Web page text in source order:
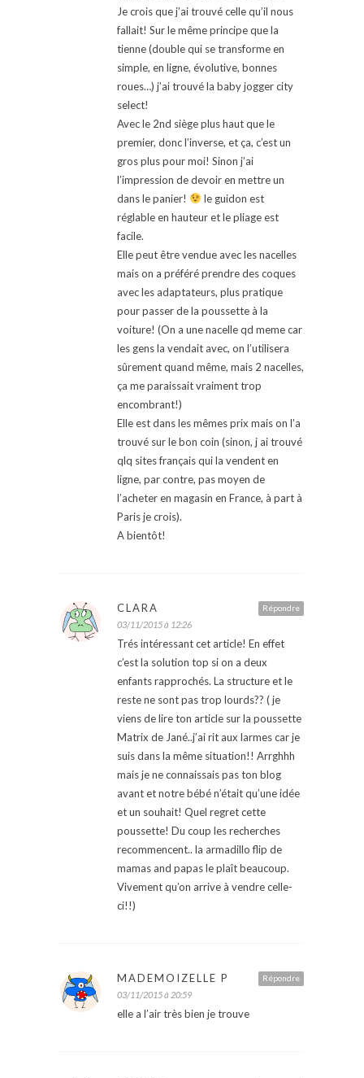
Je crois que j’ai trouvé celle qu’il nous
fallait! Sur le même principe que la
tienne (double qui se transforme en
simple, en ligne, évolutive, bonnes
roues…) j’ai trouvé la baby jogger city
select!
Avec le 2nd siège plus haut que le
premier, donc l’inverse, et ça, c’est un
gros plus pour moi! Sinon j’ai
l’impression de devoir en mettre un
dans le panier!
le guidon est
réglable en hauteur et le pliage est
facile.
Elle peut être vendue avec les nacelles
mais on a préféré prendre des coques
avec les adaptateurs, plus pratique
pour passer de la poussette à la
voiture! (On a une nacelle qd meme car
les gens la vendait avec, on l’utilisera
sûrement quand même, mais 2 nacelles,
ça me paraissait vraiment trop
encombrant!)
Elle est dans les mêmes prix mais on l’a
trouvé sur le bon coin (sinon, j ai trouvé
qlq sites français qui la vendent en
ligne, par contre, pas moyen de
l’acheter en magasin en France, à part à
Paris je crois).
A bientôt!
Répondre
CLARA
03/11/2015 à 12:26
Trés intéressant cet article! En effet
c’est la solution top si on a deux
enfants rapprochés. La structure et le
reste ne sont pas trop lourds?? ( je
viens de lire ton article sur la poussette
Matrix de Jané..j’ai rit aux larmes car je
suis dans la même situation!! Arrghhh
mais je ne connaissais pas ton blog
avant et notre bébé n’était qu’une idée
et un souhait! Quel regret cette
poussette! Du coup les recherches
recommencent.. la armadillo flip de
mamas and papas le plaît beaucoup.
Vivement qu’on arrive à vendre celle-
ci!!)
Répondre
MADEMOIZELLE P
03/11/2015 à 20:59
elle a l’air très bien je trouve